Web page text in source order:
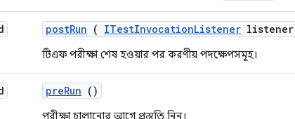
postRun ( ITestInvocationListener listener
টিএফ পরীক্ষা শেষ হওয়ার পর করণীয় পদক্ষেপসমূহ।
preRun ()
পরীক্ষা চালানোর আগে প্রস্তুতি নিন।